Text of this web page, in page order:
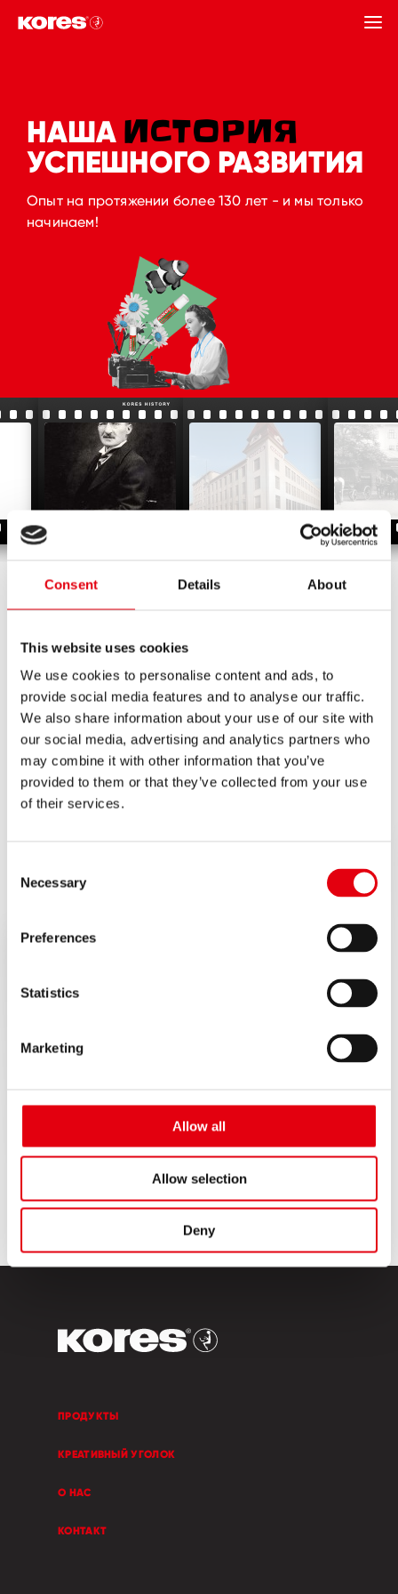
Consent Details About
This website uses cookies
We use cookies to personalise content and ads, to
provide social media features and to analyse our traffic.
We also share information about your use of our site with
our social media, advertising and analytics partners who
may combine it with other information that you’ve
provided to them or that they’ve collected from your use
of their services.
Selection
Necessary
Preferences
Statistics
Marketing
Allow all
Allow selection
Deny
НАША ИСТОРИЯ
УСПЕШНОГО РАЗВИТИЯ
Опыт на протяжении более 130 лет - и мы только
начинаем!
1887
Вильгельм Кореска основал компанию-прародительницу
Kores в Вене, Австрия. Он открыл небольшой магазинчик по
продаже мелованной бумаги и других товаров для офиса.
Вскоре представилась отличная возможность, и он купил
формулу специального покрытия для копировальной
бумаги. После того, как магазин был закрыт, вся семья
присоединилась к бизнесу, и было налажено ручное
производство копировальной бумаги. Таким образом
ПРОДУКТЫ
КРЕАТИВНЫЙ УГОЛОК
О НАС
КОНТАКТ